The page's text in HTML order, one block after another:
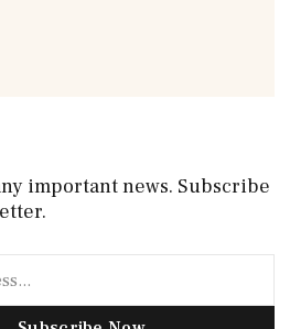
important news. Subscribe